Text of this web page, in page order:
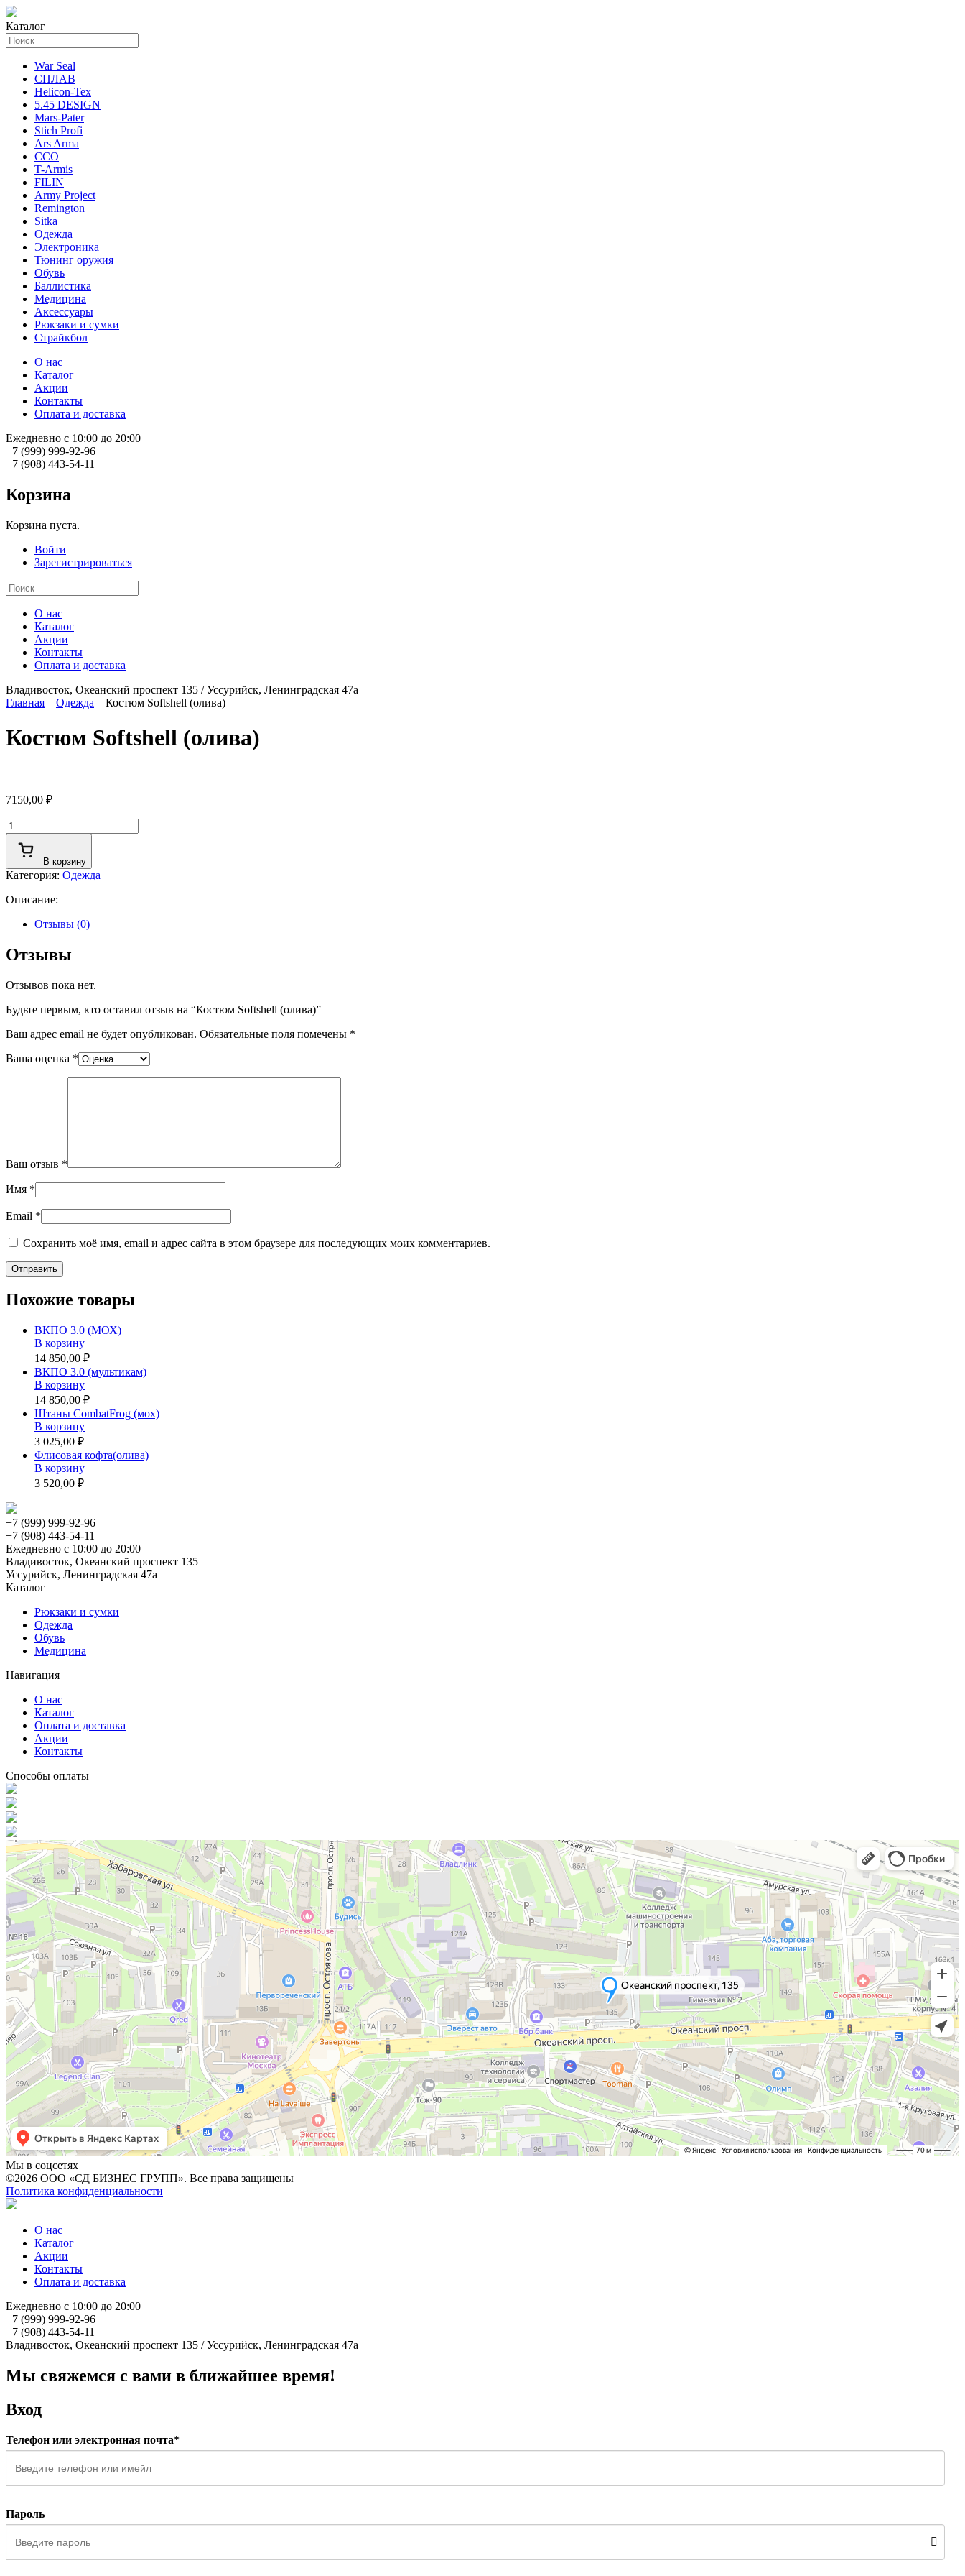
Каталог
War Seal
СПЛАВ
Helicon-Tex
5.45 DESIGN
Mars-Pater
Stich Profi
Ars Arma
ССО
T-Armis
FILIN
Army Project
Remington
Sitka
Одежда
Электроника
Тюнинг оружия
Обувь
Баллистика
Медицина
Аксессуары
Рюкзаки и сумки
Страйкбол
О нас
Каталог
Акции
Контакты
Оплата и доставка
Ежедневно с 10:00 до 20:00
+7 (999) 999-92-96
+7 (908) 443-54-11
Корзина
Корзина пуста.
Войти
Зарегистрироваться
О нас
Каталог
Акции
Контакты
Оплата и доставка
Владивосток, Океанский проспект 135 / Уссурийск, Ленинградская 47а
Главная—Одежда—Костюм Softshell (олива)
Костюм Softshell (олива)
7150,00 ₽
Количество
товара
Костюм
Softshell
(олива)
В корзину
Категория: Одежда
Описание:
Отзывы (0)
Отзывы
Отзывов пока нет.
Будьте первым, кто оставил отзыв на “Костюм Softshell (олива)”
Ваш адрес email не будет опубликован. Обязательные поля помечены *
Ваша оценка *
Ваш отзыв *
Имя *
Email *
Сохранить моё имя, email и адрес сайта в этом браузере для последующих моих комментариев.
Похожие товары
ВКПО 3.0 (МОХ)
В корзину
14 850,00 ₽
ВКПО 3.0 (мультикам)
В корзину
14 850,00 ₽
Штаны CombatFrog (мох)
В корзину
3 025,00 ₽
Флисовая кофта(олива)
В корзину
3 520,00 ₽
+7 (999) 999-92-96
+7 (908) 443-54-11
Ежедневно с 10:00 до 20:00
Владивосток, Океанский проспект 135
Уссурийск, Ленинградская 47а
Каталог
Рюкзаки и сумки
Одежда
Обувь
Медицина
Навигация
О нас
Каталог
Оплата и доставка
Акции
Контакты
Способы оплаты
Мы в соцсетях
©2026 ООО «СД БИЗНЕС ГРУПП». Все права защищены
Политика конфиденциальности
О нас
Каталог
Акции
Контакты
Оплата и доставка
Ежедневно с 10:00 до 20:00
+7 (999) 999-92-96
+7 (908) 443-54-11
Владивосток, Океанский проспект 135 / Уссурийск, Ленинградская 47а
Мы свяжемся с вами в ближайшее время!
Вход
Телефон или электронная почта*
Пароль